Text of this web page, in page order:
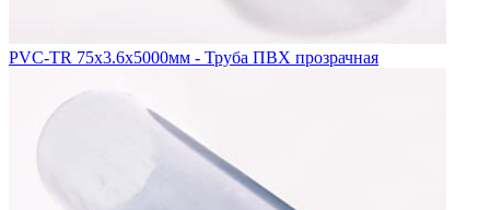
PVC-TR 75x3.6x5000мм - Труба ПВХ прозрачная